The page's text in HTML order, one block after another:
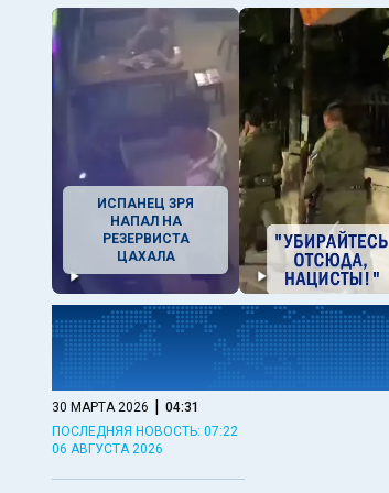
ИСПАНЕЦ ЗРЯ
НАПАЛ НА
РЕЗЕРВИСТА
ЦАХАЛА
30 МАРТА 2026 | 04:31
ПОСЛЕДНЯЯ НОВОСТЬ: 07:22
06 АВГУСТА 2026